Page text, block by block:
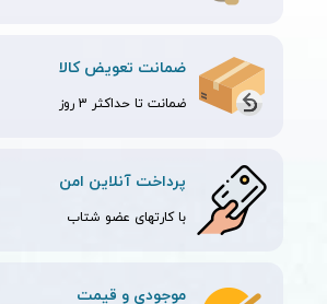
ضمانت تعویض کالا
ضمانت تا حداکثر 3 روز
پرداخت آنلاین امن
با کارتهای عضو شتاب
موجودی و قیمت